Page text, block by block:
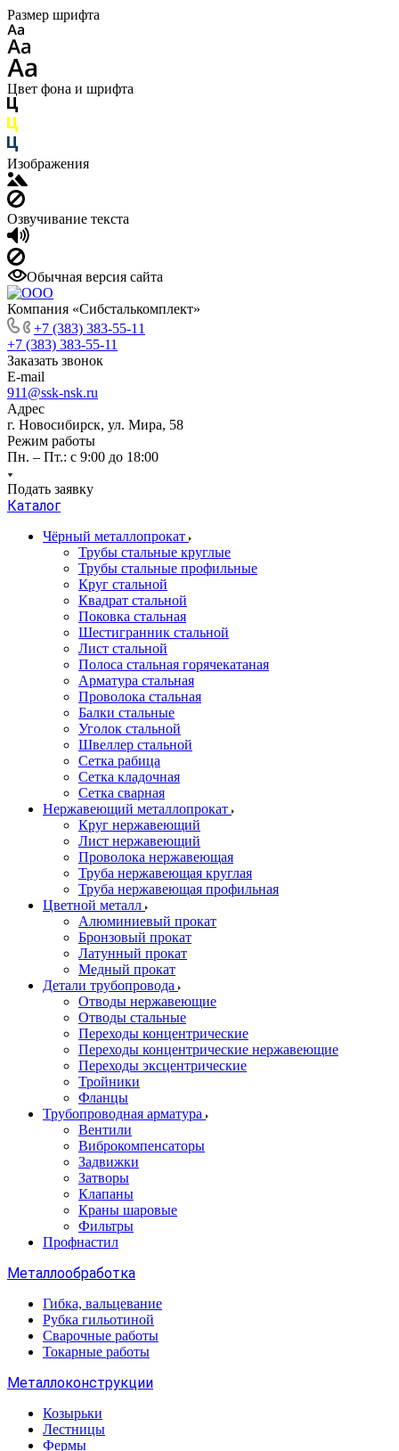
Размер шрифта
Цвет фона и шрифта
Изображения
Озвучивание текста
Обычная версия сайта
Компания «Сибсталькомплект»
+7 (383) 383-55-11
+7 (383) 383-55-11
Заказать звонок
E-mail
911@ssk-nsk.ru
Адрес
г. Новосибирск, ул. Мира, 58
Режим работы
Пн. – Пт.: с 9:00 до 18:00
Подать заявку
Каталог
Чёрный металлопрокат
Трубы стальные круглые
Трубы стальные профильные
Круг стальной
Квадрат стальной
Поковка стальная
Шестигранник стальной
Лист стальной
Полоса стальная горячекатаная
Арматура стальная
Проволока стальная
Балки стальные
Уголок стальной
Швеллер стальной
Сетка рабица
Сетка кладочная
Сетка сварная
Нержавеющий металлопрокат
Круг нержавеющий
Лист нержавеющий
Проволока нержавеющая
Труба нержавеющая круглая
Труба нержавеющая профильная
Цветной металл
Алюминиевый прокат
Бронзовый прокат
Латунный прокат
Медный прокат
Детали трубопровода
Отводы нержавеющие
Отводы стальные
Переходы концентрические
Переходы концентрические нержавеющие
Переходы эксцентрические
Тройники
Фланцы
Трубопроводная арматура
Вентили
Виброкомпенсаторы
Задвижки
Затворы
Клапаны
Краны шаровые
Фильтры
Профнастил
Металлообработка
Гибка, вальцевание
Рубка гильотиной
Сварочные работы
Токарные работы
Металлоконструкции
Козырьки
Лестницы
Фермы